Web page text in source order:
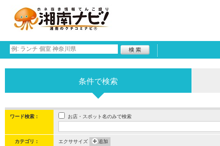
条件で検索
ワード検索： お店・スポット名のみで検索
カテゴリ： エクササイズ 追加